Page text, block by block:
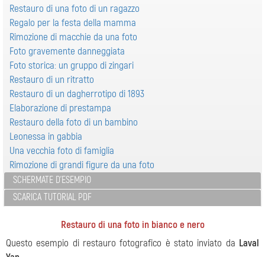
Restauro di una foto di un ragazzo
Regalo per la festa della mamma
Rimozione di macchie da una foto
Foto gravemente danneggiata
Foto storica: un gruppo di zingari
Restauro di un ritratto
Restauro di un dagherrotipo di 1893
Elaborazione di prestampa
Restauro della foto di un bambino
Leonessa in gabbia
Una vecchia foto di famiglia
Rimozione di grandi figure da una foto
SCHERMATE D'ESEMPIO
SCARICA TUTORIAL PDF
Restauro di una foto in bianco e nero
Questo esempio di restauro fotografico è stato inviato da Laval